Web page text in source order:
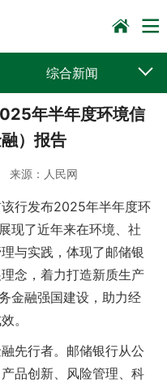
综合新闻
普遍服务
年半年度环境信
）报告
来源： 人民网
行发布2025年半年度环
现了近年来在环境、社
与实践，体现了邮储银
念，着力打造新质生产
金融强国建设，助力经
。
先行者。邮储银行从公
品创新、风险管理、科